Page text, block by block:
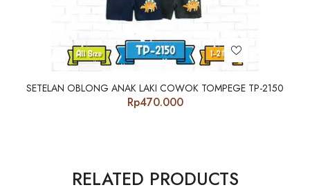
SETELAN OBLONG ANAK LAKI COWOK TOMPEGE TP-2150
Rp470.000
RELATED PRODUCTS